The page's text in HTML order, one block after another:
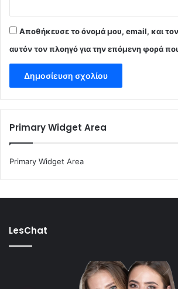
Αποθήκευσε το όνομά μου, email, και
αυτόν τον πλοηγό για την επόμενη φορά
Primary Widget Area
Primary Widget Area
LesChat